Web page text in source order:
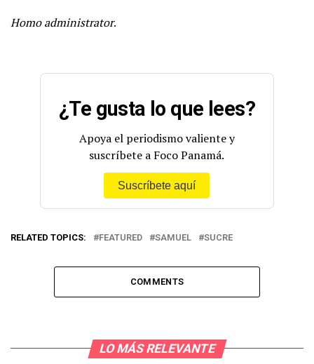
Homo administrator.
¿Te gusta lo que lees?
Apoya el periodismo valiente y
suscríbete a Foco Panamá.
Suscríbete aquí
RELATED TOPICS: FEATURED SAMUEL SUCRE
COMMENTS
LO MÁS RELEVANTE